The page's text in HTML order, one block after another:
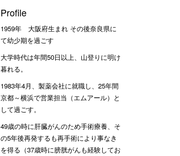
Profile
1959年 大阪府生まれ その後奈良県に
て幼少期を過ごす
大学時代は年間50日以上、山登りに明け
暮れる。
1983年4月、製薬会社に就職し、25年間
京都～横浜で営業担当（エムアール）と
して過ごす。
49歳の時に肝臓がんのため手術療養、そ
の5年後再発するも再手術により事なき
を得る（37歳時に膀胱がんも経験してお